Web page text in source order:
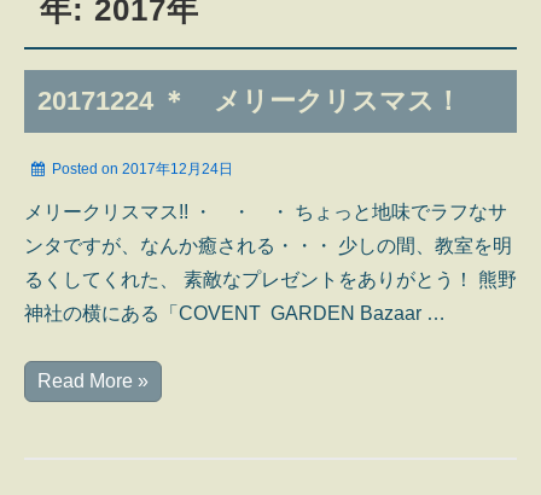
年: 2017年
20171224 ＊ メリークリスマス！
Posted on 2017年12月24日
メリークリスマス!! ・ ・ ・ ちょっと地味でラフなサ
ンタですが、なんか癒される・・・ 少しの間、教室を明
るくしてくれた、 素敵なプレゼントをありがとう！ 熊野
神社の横にある「COVENT GARDEN Bazaar …
20171224
Read More »